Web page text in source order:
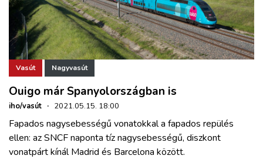
Vasút Nagyvasút
Ouigo már Spanyolországban is
iho/vasút · 2021.05.15. 18:00
Fapados nagysebességű vonatokkal a fapados repülés
ellen: az SNCF naponta tíz nagysebességű, diszkont
vonatpárt kínál Madrid és Barcelona között.